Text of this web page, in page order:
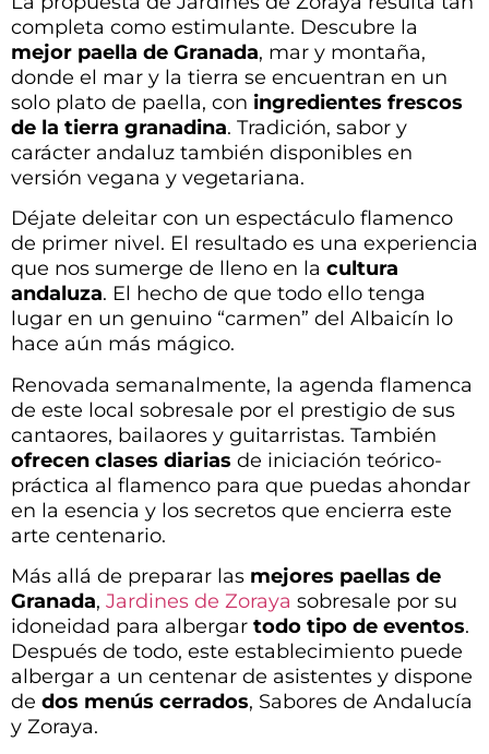
completa como estimulante. Descubre la
mejor paella de Granada, mar y montaña,
donde el mar y la tierra se encuentran en un
solo plato de paella, con ingredientes frescos
de la tierra granadina. Tradición, sabor y
carácter andaluz también disponibles en
versión vegana y vegetariana.
Déjate deleitar con un espectáculo flamenco
de primer nivel. El resultado es una experiencia
que nos sumerge de lleno en la cultura
andaluza. El hecho de que todo ello tenga
lugar en un genuino “carmen” del Albaicín lo
hace aún más mágico.
Renovada semanalmente, la agenda flamenca
de este local sobresale por el prestigio de sus
cantaores, bailaores y guitarristas. También
ofrecen clases diarias de iniciación teórico-
práctica al flamenco para que puedas ahondar
en la esencia y los secretos que encierra este
arte centenario.
Más allá de preparar las mejores paellas de
Granada, Jardines de Zoraya sobresale por su
idoneidad para albergar todo tipo de eventos.
Después de todo, este establecimiento puede
albergar a un centenar de asistentes y dispone
de dos menús cerrados, Sabores de Andalucía
y Zoraya.